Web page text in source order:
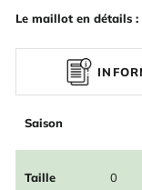
Le maillot en détails :
Saison
Taille 0